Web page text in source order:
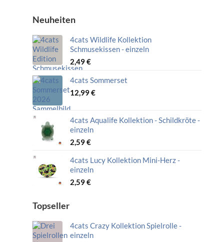
Neuheiten/ Topseller/ Empfehlungen
Neuheiten
4cats Wildlife Kollektion
Schmusekissen - einzeln
2,49€
4cats Sommerset
12,99€
4cats Aqualife Kollektion - Schildkröte -
einzeln
2,59€
4cats Lucy Kollektion Mini-Herz -
einzeln
2,59€
Topseller
4cats Crazy Kollektion Spielrolle -
einzeln